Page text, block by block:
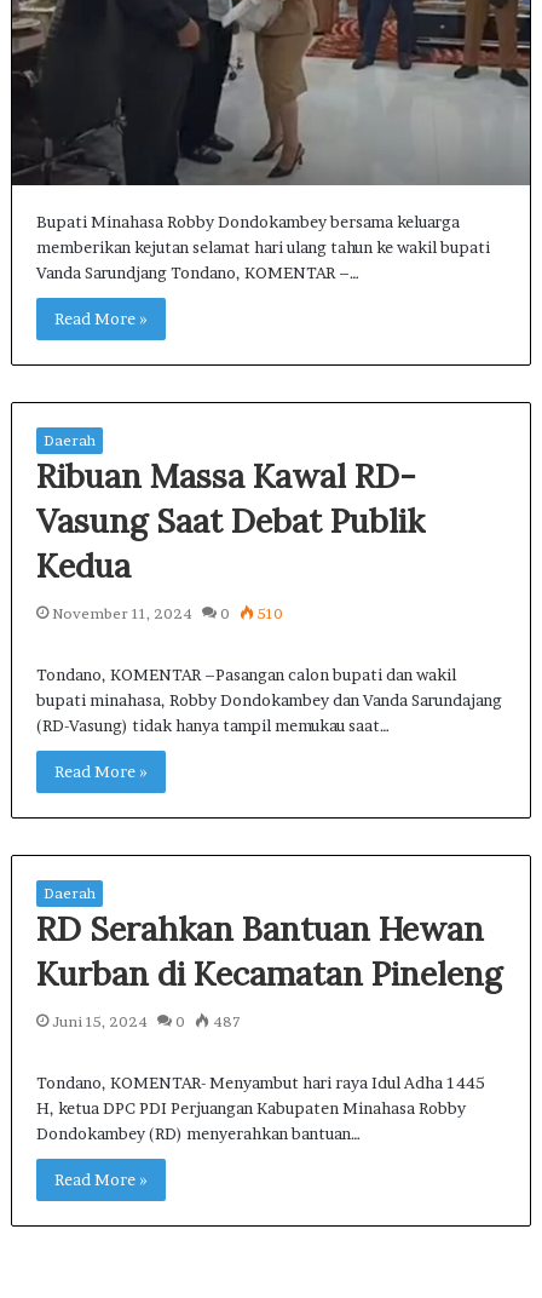
Bupati Minahasa Robby Dondokambey bersama keluarga
memberikan kejutan selamat hari ulang tahun ke wakil bupati
Vanda Sarundjang Tondano, KOMENTAR –…
Read More »
Daerah
Ribuan Massa Kawal RD-
Vasung Saat Debat Publik
Kedua
November 11, 2024 0 510
Tondano, KOMENTAR –Pasangan calon bupati dan wakil
bupati minahasa, Robby Dondokambey dan Vanda Sarundajang
(RD-Vasung) tidak hanya tampil memukau saat…
Read More »
Daerah
RD Serahkan Bantuan Hewan
Kurban di Kecamatan Pineleng
Juni 15, 2024 0 487
Tondano, KOMENTAR- Menyambut hari raya Idul Adha 1445
H, ketua DPC PDI Perjuangan Kabupaten Minahasa Robby
Dondokambey (RD) menyerahkan bantuan…
Read More »